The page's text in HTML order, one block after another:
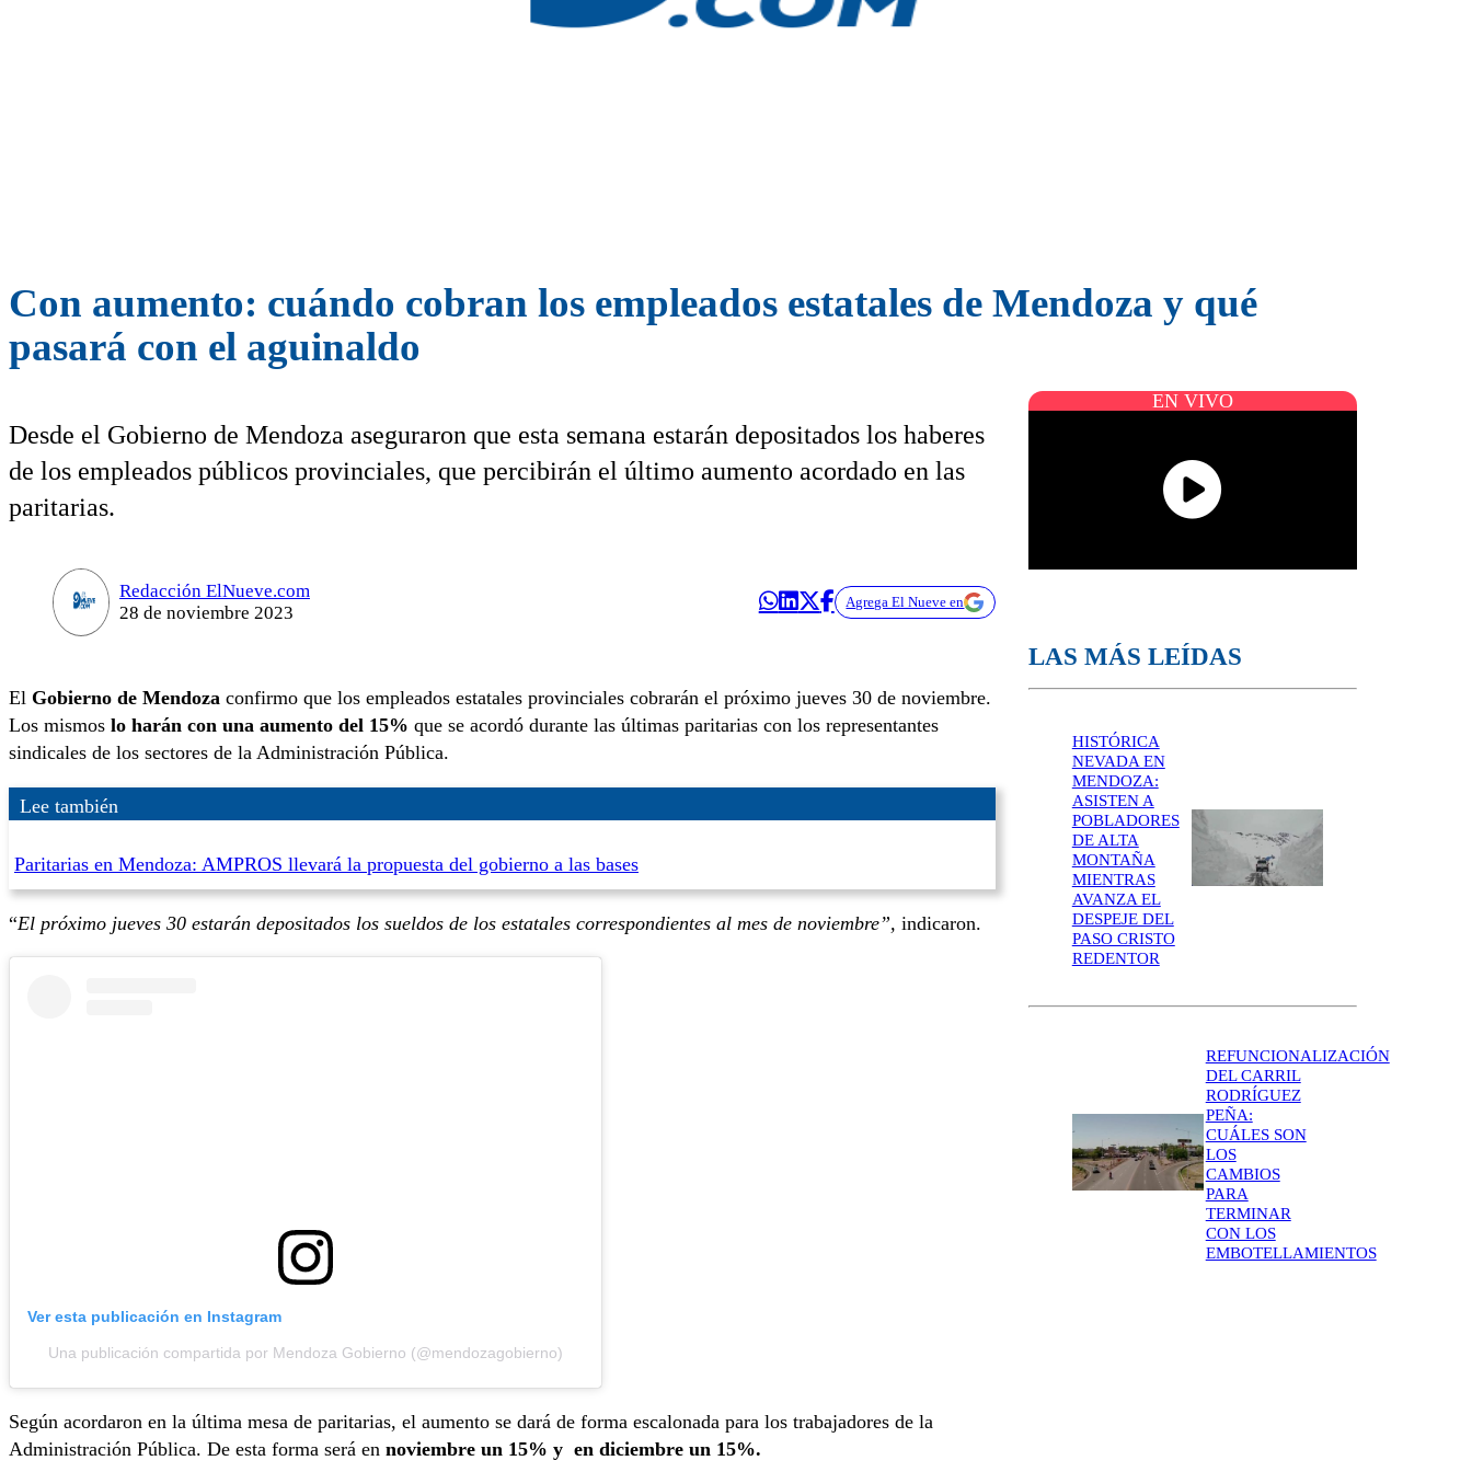
Con aumento: cuándo cobran los empleados estatales de Mendoza y qué
pasará con el aguinaldo
Desde el Gobierno de Mendoza aseguraron que esta semana estarán depositados los haberes
de los empleados públicos provinciales, que percibirán el último aumento acordado en las
paritarias.
Redacción ElNueve.com
28 de noviembre 2023
Agrega El Nueve en
El Gobierno de Mendoza confirmo que los empleados estatales provinciales cobrarán el próximo jueves 30 de noviembre.
Los mismos lo harán con una aumento del 15% que se acordó durante las últimas paritarias con los representantes
sindicales de los sectores de la Administración Pública.
Lee también
Paritarias en Mendoza: AMPROS llevará la propuesta del gobierno a las bases
“El próximo jueves 30 estarán depositados los sueldos de los estatales correspondientes al mes de noviembre”, indicaron.
Ver esta publicación en Instagram
Una publicación compartida por Mendoza Gobierno (@mendozagobierno)
Según acordaron en la última mesa de paritarias, el aumento se dará de forma escalonada para los trabajadores de la
Administración Pública. De esta forma será en noviembre un 15% y en diciembre un 15%.
EN VIVO
LAS MÁS LEÍDAS
HISTÓRICA
NEVADA EN
MENDOZA:
ASISTEN A
POBLADORES
DE ALTA
MONTAÑA
MIENTRAS
AVANZA EL
DESPEJE DEL
PASO CRISTO
REDENTOR
REFUNCIONALIZACIÓN
DEL CARRIL
RODRÍGUEZ
PEÑA:
CUÁLES SON
LOS
CAMBIOS
PARA
TERMINAR
CON LOS
EMBOTELLAMIENTOS